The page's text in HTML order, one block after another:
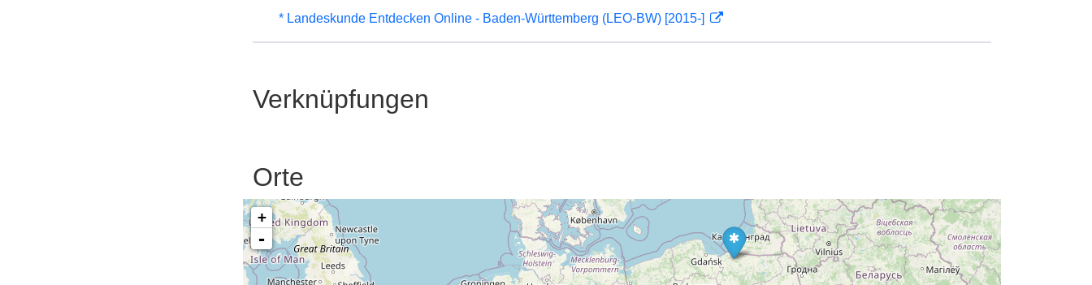
* Landeskunde Entdecken Online - Baden-Württemberg (LEO-BW) [2015-]
Verknüpfungen
Orte
+
-